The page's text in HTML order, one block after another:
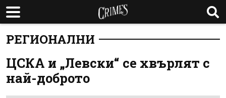
РЕГИОНАЛНИ
ЦСКА и „Левски“ се хвърлят с
най-доброто